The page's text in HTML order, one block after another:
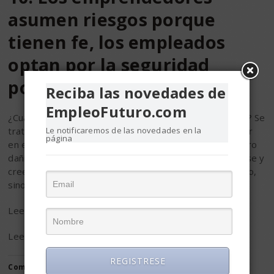
asumen riesgos porque
tienen fe, los empleados
optan por la seguridad
porque temen
¿Cuántas veces no has leído sobre tu círculo de confort? Se
trata de salir, explorar, crecer y volver a hacerlo. Pensar
en estar cómodo puede ser seguro en el momento, pero
dañino para construir un futuro. Es tiempo de arriesgarse y
creer en lo que haces, esto no sólo te ayudará a lograrlo,
sino que seguro te llevará a mejores lugares.
Leer completo enEmprendedores News
Leer más sobreEmprendedores
Comparte esto:
Reciba las novedades de
EmpleoFuturo.com
Le notificaremos de las novedades en la
página
REGISTRESE